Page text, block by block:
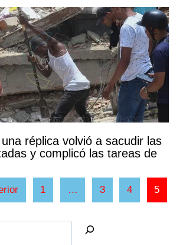
réplica volvió a sacudir las
y complicó las tareas de
1 … 3 4 5